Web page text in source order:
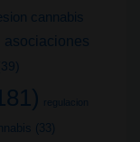
cannabis
asociaciones
regulacion
(33)